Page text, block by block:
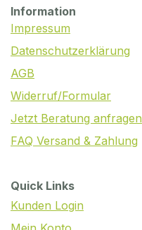
Information
Impressum
Datenschutzerklärung
AGB
Widerruf/Formular
Jetzt Beratung anfragen
FAQ Versand & Zahlung
Quick Links
Kunden Login